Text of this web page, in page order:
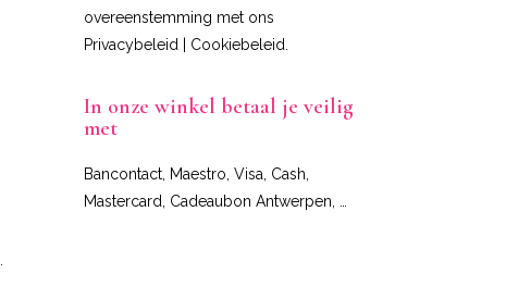
overeenstemming met ons
Privacybeleid
Cookiebeleid
In onze winkel betaal je veilig
met
Bancontact, Maestro, Visa, Cash,
Mastercard, Cadeaubon Antwerpen, …